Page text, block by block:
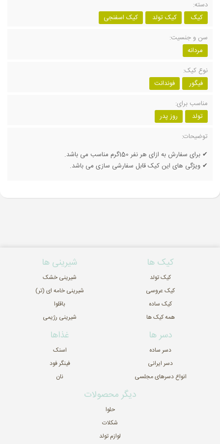
دسته:
کیک
کیک تولد
کیک اسفنجی
سن و جنسیت:
مردانه
نوع کیک:
فیگور
فوندانت
مناسب برای:
تولد
روز پدر
توضیحات:
✔ برای سفارش به ازای هر نفر 150گرم مناسب می باشد.
✔ ویژگی های این کیک قابل سفارشی سازی می باشد.
کیک ها
کیک تولد
کیک عروسی
کیک ساده
همه کیک ها
شیرینی ها
شیرینی خشک
شیرینی خامه ای (تر)
باقلوا
شیرینی رژیمی
دسر ها
دسر ساده
دسر ایرانی
انواع دسرهای مجلسی
غذاها
اسنک
فینگر فود
نان
دیگر محصولات
حلوا
شکلات
لوازم تولد